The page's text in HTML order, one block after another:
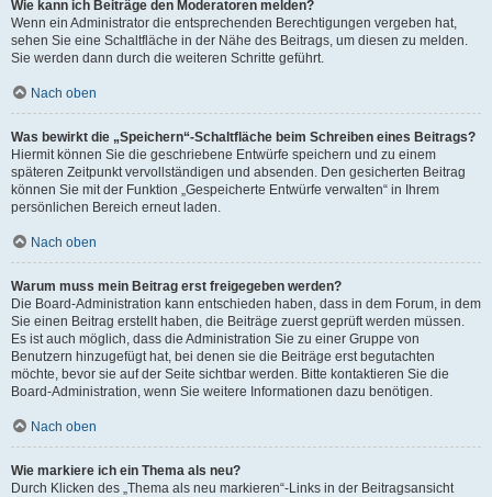
Wie kann ich Beiträge den Moderatoren melden?
Wenn ein Administrator die entsprechenden Berechtigungen vergeben hat,
sehen Sie eine Schaltfläche in der Nähe des Beitrags, um diesen zu melden.
Sie werden dann durch die weiteren Schritte geführt.
Nach oben
Was bewirkt die „Speichern“-Schaltfläche beim Schreiben eines Beitrags?
Hiermit können Sie die geschriebene Entwürfe speichern und zu einem
späteren Zeitpunkt vervollständigen und absenden. Den gesicherten Beitrag
können Sie mit der Funktion „Gespeicherte Entwürfe verwalten“ in Ihrem
persönlichen Bereich erneut laden.
Nach oben
Warum muss mein Beitrag erst freigegeben werden?
Die Board-Administration kann entschieden haben, dass in dem Forum, in dem
Sie einen Beitrag erstellt haben, die Beiträge zuerst geprüft werden müssen.
Es ist auch möglich, dass die Administration Sie zu einer Gruppe von
Benutzern hinzugefügt hat, bei denen sie die Beiträge erst begutachten
möchte, bevor sie auf der Seite sichtbar werden. Bitte kontaktieren Sie die
Board-Administration, wenn Sie weitere Informationen dazu benötigen.
Nach oben
Wie markiere ich ein Thema als neu?
Durch Klicken des „Thema als neu markieren“-Links in der Beitragsansicht